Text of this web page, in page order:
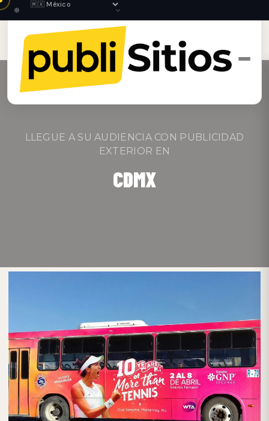
LLEGUE A SU AUDIENCIA CON PUBLICIDAD
EXTERIOR EN
CDMX